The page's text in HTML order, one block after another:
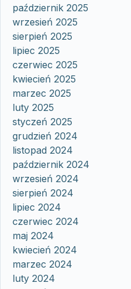
październik 2025
wrzesień 2025
sierpień 2025
lipiec 2025
czerwiec 2025
kwiecień 2025
marzec 2025
luty 2025
styczeń 2025
grudzień 2024
listopad 2024
październik 2024
wrzesień 2024
sierpień 2024
lipiec 2024
czerwiec 2024
maj 2024
kwiecień 2024
marzec 2024
luty 2024